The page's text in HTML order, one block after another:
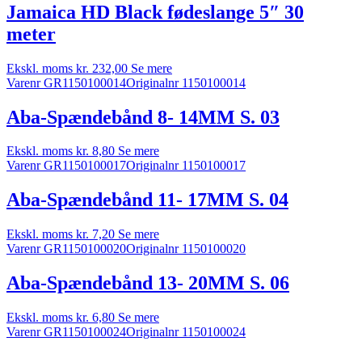
Jamaica HD Black fødeslange 5″ 30
meter
Ekskl. moms kr. 232,00 Se mere
Varenr GR1150100014Originalnr 1150100014
Aba-Spændebånd 8- 14MM S. 03
Ekskl. moms kr. 8,80 Se mere
Varenr GR1150100017Originalnr 1150100017
Aba-Spændebånd 11- 17MM S. 04
Ekskl. moms kr. 7,20 Se mere
Varenr GR1150100020Originalnr 1150100020
Aba-Spændebånd 13- 20MM S. 06
Ekskl. moms kr. 6,80 Se mere
Varenr GR1150100024Originalnr 1150100024